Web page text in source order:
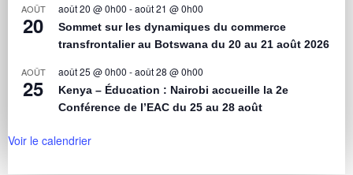
AOÛT
20
août 20 @ 0h00 -août 21 @ 0h00
Sommet sur les dynamiques du commerce
transfrontalier au Botswana du 20 au 21 août 2026
AOÛT
25
août 25 @ 0h00 -août 28 @ 0h00
Kenya – Éducation : Nairobi accueille la 2e
Conférence de l’EAC du 25 au 28 août
Voir le calendrier